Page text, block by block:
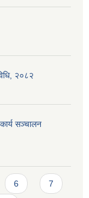
२०८२
सञ्चालन
6 7